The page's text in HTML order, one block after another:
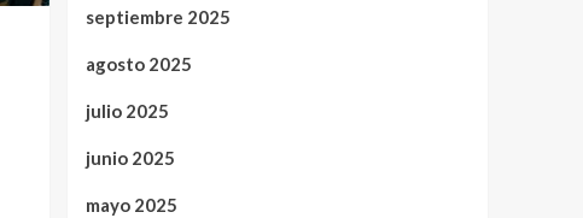
septiembre 2025
agosto 2025
julio 2025
junio 2025
mayo 2025